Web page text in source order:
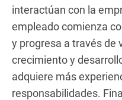
interactúan con la
empleado comienza
y progresa a través de
crecimiento y
adquiere más
responsabilidades.